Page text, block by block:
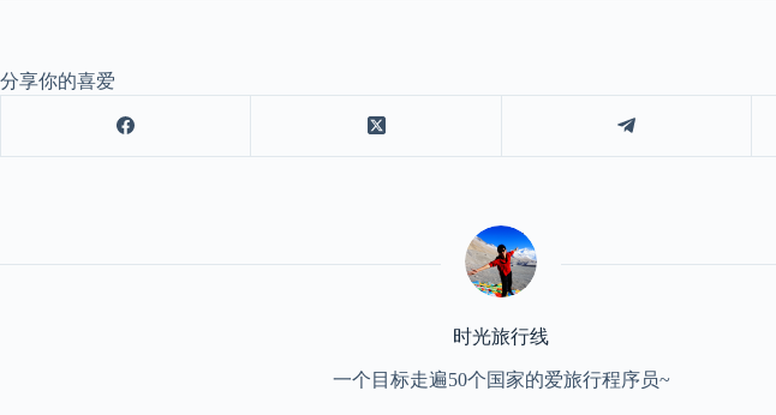
分享你的喜爱
时光旅行线
一个目标走遍50个国家的爱旅行程序员~